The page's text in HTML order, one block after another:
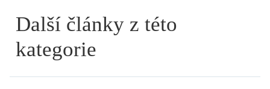
Další články z této
kategorie